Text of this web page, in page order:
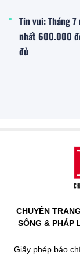
Tin vui: Tháng
nhất 600.000
đủ
CHUYÊN
SỐNG & PHÁP
Giấy phép báo